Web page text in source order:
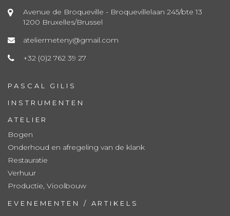
Avenue de Broqueville - Broquevillelaan 245/bte 13
1200 Bruxelles/Brussel
ateliermeteny@gmail.com
+32 (0)2 762 39 27
PASCAL GILIS
INSTRUMENTEN
ATELIER
Bogen
Onderhoud en afregeling van de klank
Restauratie
Verhuur
Productie, Vioolbouw
EVENEMENTEN / ARTIKELS